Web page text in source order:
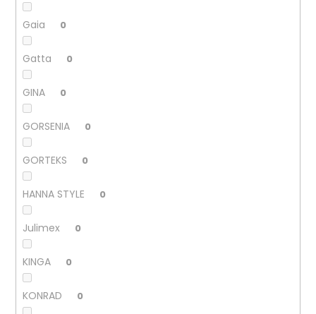
Gaia 0
Gatta 0
GINA 0
GORSENIA 0
GORTEKS 0
HANNA STYLE 0
Julimex 0
KINGA 0
KONRAD 0